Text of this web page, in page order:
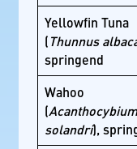
Yellowfin Tuna
(Thunnus
springend
Wahoo
(Acanthocybium
solandri),